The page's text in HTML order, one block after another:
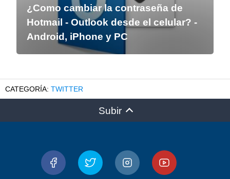
¿Como cambiar la contraseña de
Hotmail - Outlook desde el celular? -
Android, iPhone y PC
TWITTER
Subir